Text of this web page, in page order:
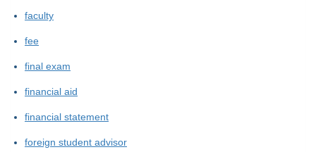
faculty
fee
final exam
financial aid
financial statement
foreign student advisor